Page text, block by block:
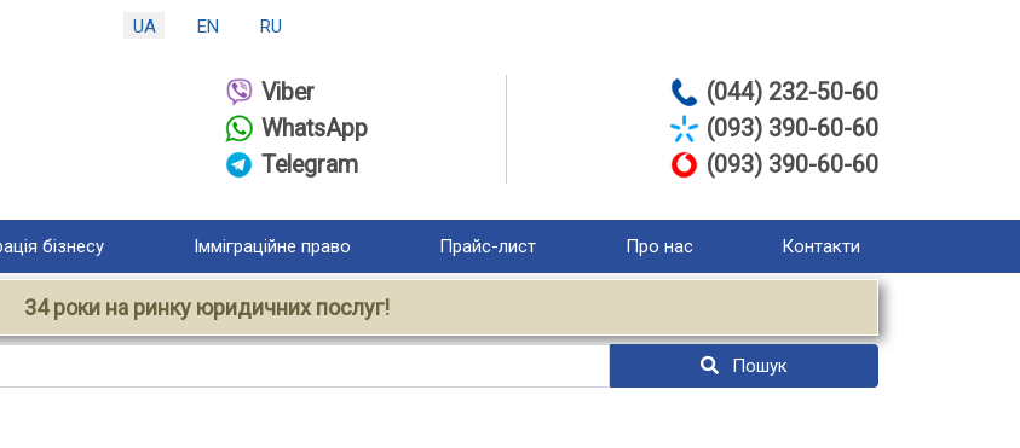
UA EN RU
Viber
WhatsApp
Telegram
(044) 232-50-60
(093) 390-60-60
(093) 390-60-60
бізнесу Імміграційне право Прайс-лист Про нас Контакти
34 роки на ринку юридичних послуг!
Пошук